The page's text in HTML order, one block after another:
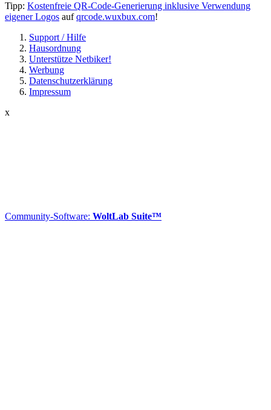
Tipp: Kostenfreie QR-Code-Generierung inklusive Verwendung
eigener Logos aufqrcode.wuxbux.com!
Support / Hilfe
Hausordnung
Unterstütze Netbiker!
Werbung
Datenschutzerklärung
Impressum
x
Community-Software: WoltLab Suite™